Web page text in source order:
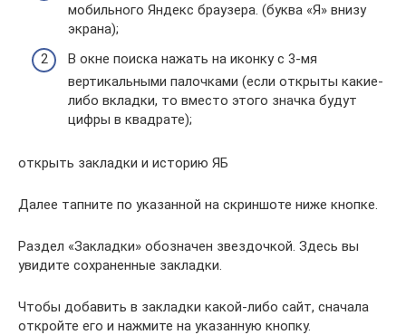
мобильного Яндекс браузера. (буква «Я» внизу
экрана);
В окне поиска нажать на иконку с 3-мя
вертикальными палочками (если открыты какие-
либо вкладки, то вместо этого значка будут
цифры в квадрате);
открыть закладки и историю ЯБ
Далее тапните по указанной на скриншоте ниже кнопке.
Раздел «Закладки» обозначен звездочкой. Здесь вы
увидите сохраненные закладки.
Чтобы добавить в закладки какой-либо сайт, сначала
откройте его и нажмите на указанную кнопку.